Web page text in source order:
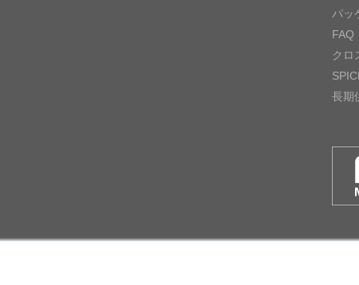
パッ
FAQ
クロ
長期